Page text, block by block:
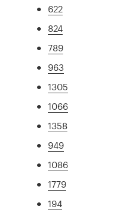
622
824
789
963
1305
1066
1358
949
1086
1779
194